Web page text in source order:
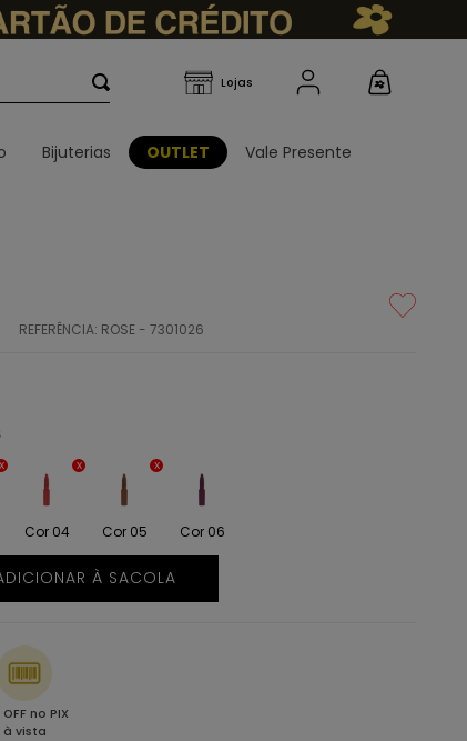
Bijuterias OUTLET Vale Presente
REFERÊNCIA: ROSE - 7301026
Cor 04 Cor 05 Cor 06
À SACOLA
OFF no PIX
à vista